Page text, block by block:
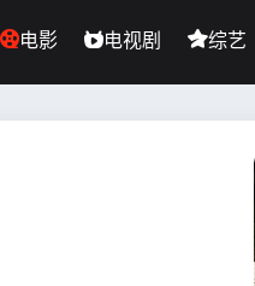
电影 电视剧 综艺